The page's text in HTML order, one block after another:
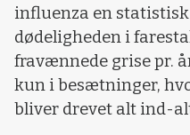
influenza en
dødeligheden i
fravænnede grise pr.
kun i besætninger,
bliver drevet alt ind-